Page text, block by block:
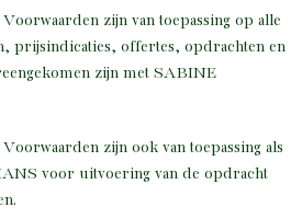
zijn van toepassing op alle
prijsindicaties, offertes, opdrachten en
zijn met SABINE
zijn ook van toepassing als
voor uitvoering van de opdracht